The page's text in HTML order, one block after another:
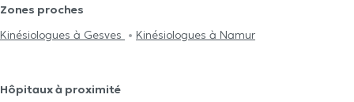
Zones proches
Κinésiologues à Gesves
Κinésiologues à Namur
Hôpitaux à proximité